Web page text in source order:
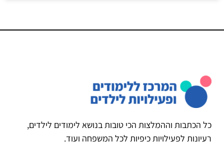
כל הכתבות וההמלצות הכי טובות בנושא לימודים לילדים,
רעיונות לפעילויות כיפיות לכל המשפחה ועוד.